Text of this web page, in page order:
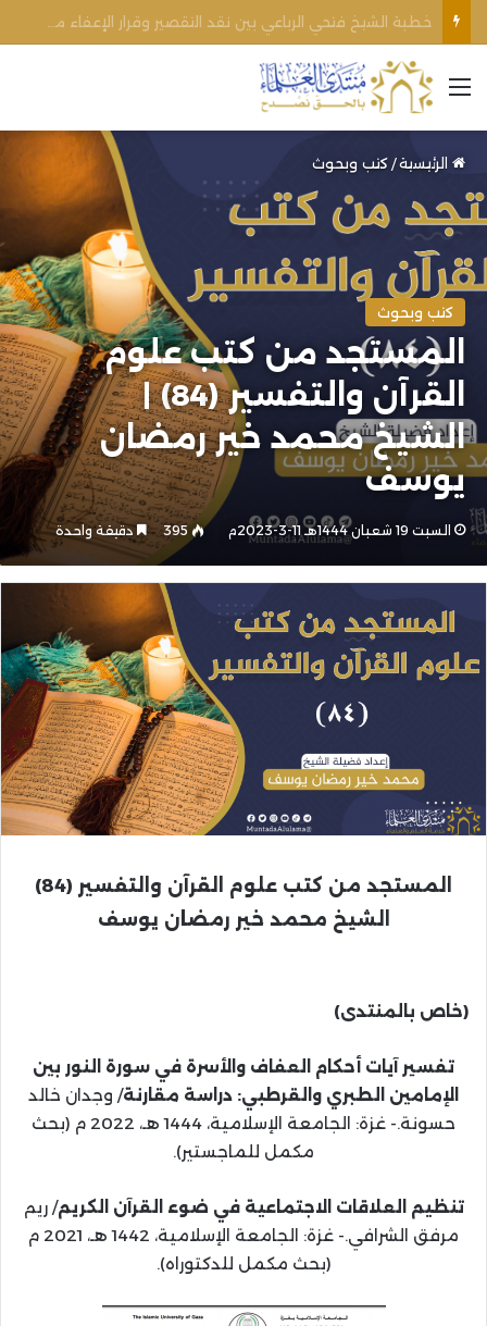
القائمة
الرئيسية/ كتب وبحوث
كتب وبحوث
المستجد من كتب علوم
القرآن والتفسير (84) |
الشيخ محمد خير رمضان
يوسف
السبت 19 شعبان 1444هـ 11-3-2023م 395 دقيقة واحدة
المستجد من كتب علوم القرآن والتفسير (84)
الشيخ محمد خير رمضان يوسف
(خاص بالمنتدى)
تفسير آيات أحكام العفاف والأسرة في سورة النور بين
الإمامين الطبري والقرطبي: دراسة مقارنة/ وجدان خالد
حسونة.- غزة: الجامعة الإسلامية، 1444 هـ، 2022 م (بحث
مكمل للماجستير).
تنظيم العلاقات الاجتماعية في ضوء القرآن الكريم/ ريم
مرفق الشرافي.- غزة: الجامعة الإسلامية، 1442 هـ، 2021 م
(بحث مكمل للدكتوراه).